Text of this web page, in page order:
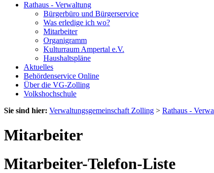
Rathaus - Verwaltung
Bürgerbüro und Bürgerservice
Was erledige ich wo?
Mitarbeiter
Organigramm
Kulturraum Ampertal e.V.
Haushaltspläne
Aktuelles
Behördenservice Online
Über die VG-Zolling
Volkshochschule
Sie sind hier: Verwaltungsgemeinschaft Zolling > Rathaus -
Mitarbeiter
Mitarbeiter-Telefon-Liste